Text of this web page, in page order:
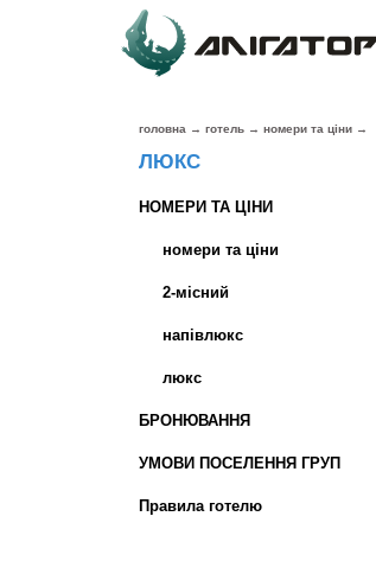
головна → готель → номери та ціни →
ЛЮКС
НОМЕРИ ТА ЦІНИ
номери та ціни
2-місний
напівлюкс
люкс
БРОНЮВАННЯ
УМОВИ ПОСЕЛЕННЯ ГРУП
Правила готелю